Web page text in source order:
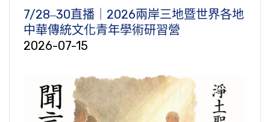
7/28‒30直播｜2026兩岸三地暨世界各地
中華傳統文化青年學術研習營
2026-07-15